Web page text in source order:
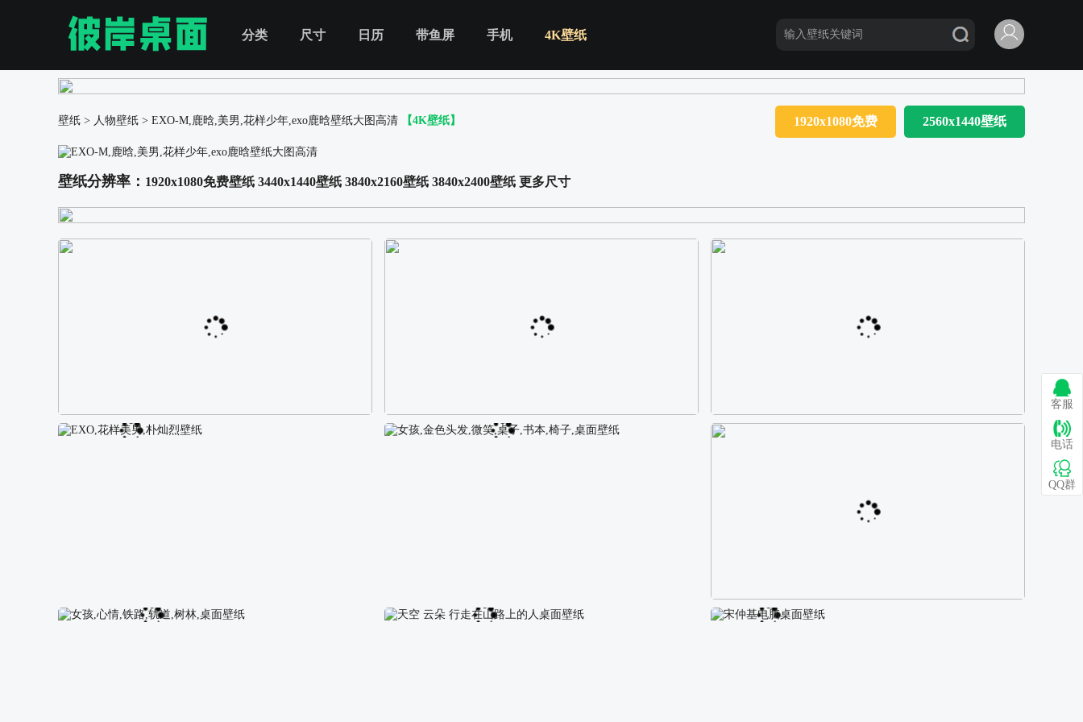
分类 尺寸 日历 带鱼屏 手机 4K壁纸
壁纸 > 人物壁纸 > EXO-M,鹿晗,美男,花样少年,exo鹿晗壁纸大图高清 【4K壁纸】 1920x1080免费 2560x1440壁纸
壁纸分辨率： 1920x1080免费壁纸 3440x1440壁纸 3840x2160壁纸 3840x2400壁纸 更多尺寸
阿尔卑斯山区自然风景壁纸 校园长发可爱美女4K电脑壁纸 巴图 古风白衣女孩骑马壁纸
EXO,花样美男,朴灿烈壁纸 女孩,金色头发,微笑,桌子,书本,椅子,桌面壁纸
客服
电话
QQ群